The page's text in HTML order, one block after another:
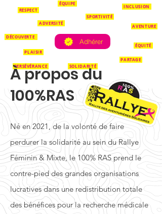
ÉQUIPE
RESPECT
INCLUSION
SPORTIVITÉ
ADVERSITÉ
DÉCOUVERTE
Adhérer
AVENTURE
ÉQUITÉ
PLAISIR
PARTAGE
SOLIDARITÉ
PERSÉVÉRANCE
À propos du
100%RAS
Né en 2021, de la volonté de faire
perdurer la solidarité au sein du Rallye
Féminin & Mixte, le 100% RAS prend le
contre-pied des grandes organisations
lucratives dans une redistribution totale
des bénéfices pour la recherche médicale